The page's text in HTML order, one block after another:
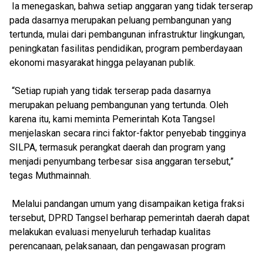
Ia menegaskan, bahwa setiap anggaran yang tidak terserap
pada dasarnya merupakan peluang pembangunan yang
tertunda, mulai dari pembangunan infrastruktur lingkungan,
peningkatan fasilitas pendidikan, program pemberdayaan
ekonomi masyarakat hingga pelayanan publik.
“Setiap rupiah yang tidak terserap pada dasarnya
merupakan peluang pembangunan yang tertunda. Oleh
karena itu, kami meminta Pemerintah Kota Tangsel
menjelaskan secara rinci faktor-faktor penyebab tingginya
SILPA, termasuk perangkat daerah dan program yang
menjadi penyumbang terbesar sisa anggaran tersebut,”
tegas Muthmainnah.
Melalui pandangan umum yang disampaikan ketiga fraksi
tersebut, DPRD Tangsel berharap pemerintah daerah dapat
melakukan evaluasi menyeluruh terhadap kualitas
perencanaan, pelaksanaan, dan pengawasan program